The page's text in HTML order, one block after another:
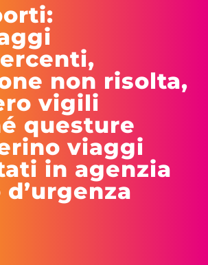
non risolta,
vigili
questure
viaggi
in agenzia